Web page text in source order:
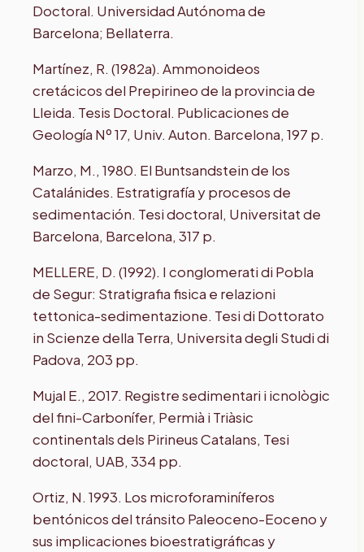
Doctoral. Universidad Autónoma de
Barcelona; Bellaterra.
Martínez, R. (1982a). Ammonoideos
cretácicos del Prepirineo de la provincia de
Lleida. Tesis Doctoral. Publicaciones de
Geología Nº 17, Univ. Auton. Barcelona, 197 p.
Marzo, M., 1980. El Buntsandstein de los
Catalánides. Estratigrafía y procesos de
sedimentación. Tesi doctoral, Universitat de
Barcelona, Barcelona, 317 p.
MELLERE, D. (1992). I conglomerati di Pobla
de Segur: Stratigrafia fisica e relazioni
tettonica-sedimentazione. Tesi di Dottorato
in Scienze della Terra, Universita degli Studi di
Padova, 203 pp.
Mujal E., 2017. Registre sedimentari i icnològic
del fini-Carbonífer, Permià i Triàsic
continentals dels Pirineus Catalans, Tesi
doctoral, UAB, 334 pp.
Ortiz, N. 1993. Los microforaminíferos
bentónicos del tránsito Paleoceno-Eoceno y
sus implicaciones bioestratigráficas y